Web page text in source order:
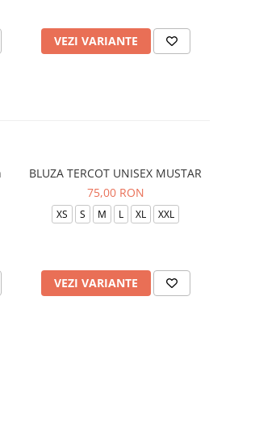
VEZI VARIANTE
BLUZA TERCOT UNISEX MUSTAR
75,00 RON
XS S M L XL XXL
VEZI VARIANTE